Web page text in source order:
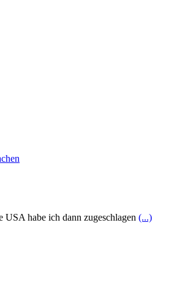
habe ich dann zugeschlagen (...)